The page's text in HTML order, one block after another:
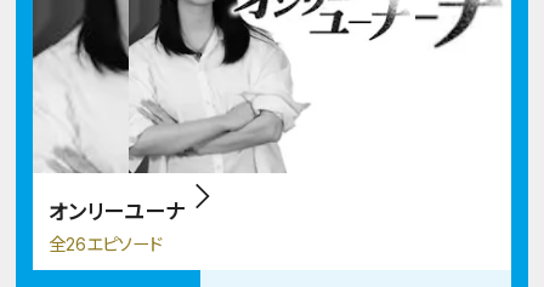
オンリーユーナ
全26エピソード